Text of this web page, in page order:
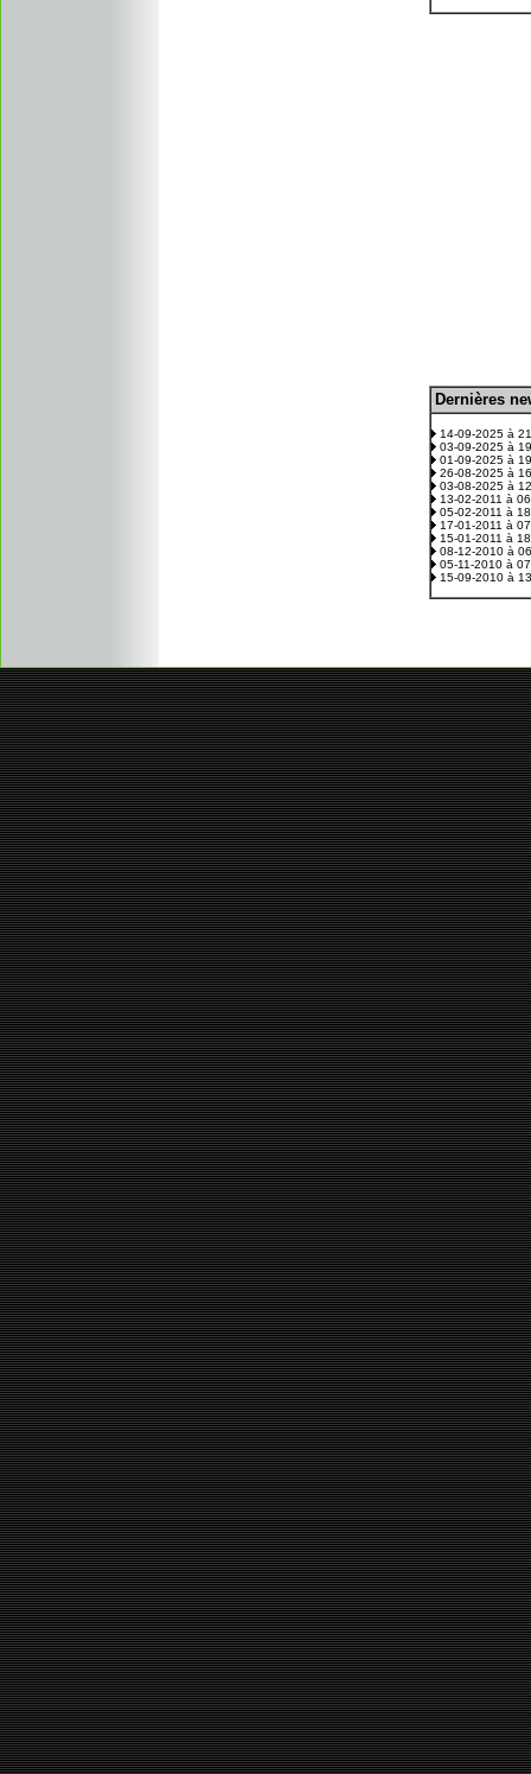
Dernières
14-09-2025 à
03-09-2025 à
01-09-2025 à
26-08-2025 à
03-08-2025 à
13-02-2011 à
05-02-2011 à
17-01-2011 à
15-01-2011 à
08-12-2010 à
05-11-2010 à
15-09-2010 à